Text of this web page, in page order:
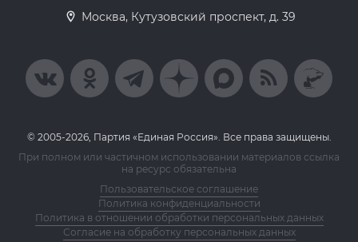
Москва, Кутузовский проспект, д. 39
© 2005-2026, Партия «Единая Россия». Все права защищены.
При полном или частичном использовании материалов ссылка
на ресурс обязательна
Пользовательское соглашение
Политика конфиденциальности
Политика в отношении обработки персональных данных
Согласие на обработку персональных данных